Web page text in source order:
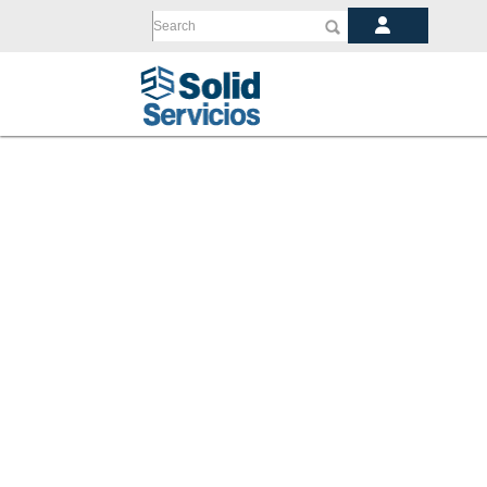
Search